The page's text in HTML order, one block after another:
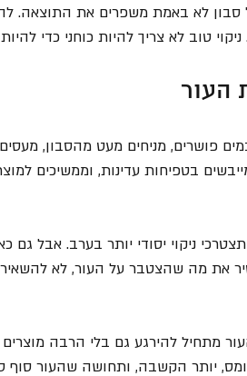
לא באמת משפרים את התוצאה.
טוב לא צריך להיות כוחני כדי להיות
העור
פושרים, מניחים מעט מהסבון,
בטפיחות עדינות, וממשיכים
ניקוי יסודי יותר בערב. אבל גם
את מה שהצטבר על העור, לא
מתחיל להירגע גם בלי הרבה מוצרים
יותר הקשבה, ותחושה שהעור סוף